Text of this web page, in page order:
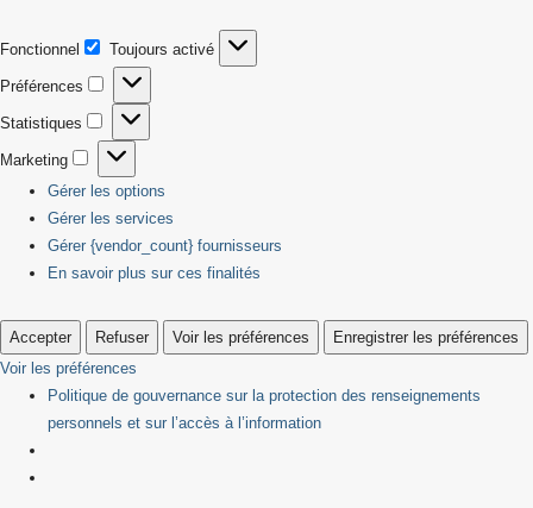
Fonctionnel
Fonctionnel
Toujours activé
Préférences
Préférences
Statistiques
Statistiques
Marketing
Marketing
Gérer les options
Gérer les services
Gérer {vendor_count} fournisseurs
En savoir plus sur ces finalités
Accepter Refuser Voir les préférences
Enregistrer les préférences
Voir les préférences
Politique de gouvernance sur la protection des renseignements
personnels et sur l’accès à l’information